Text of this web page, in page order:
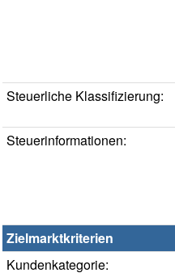
Steuerliche Klassifizierung:
Steuerinformationen:
Zielmarktkriterien
Kundenkategorie: